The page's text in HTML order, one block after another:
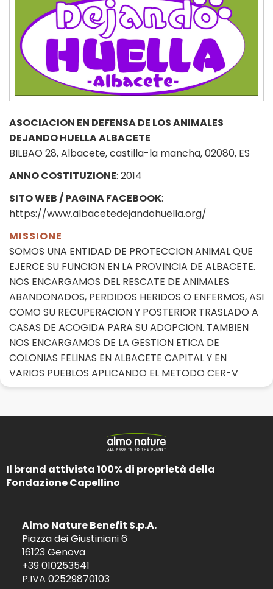
ASOCIACION EN DEFENSA DE LOS ANIMALES
DEJANDO HUELLA ALBACETE
BILBAO 28, Albacete, castilla-la mancha, 02080, ES
ANNO COSTITUZIONE: 2014
SITO WEB / PAGINA FACEBOOK:
https://www.albacetedejandohuella.org/
MISSIONE
SOMOS UNA ENTIDAD DE PROTECCION ANIMAL QUE
EJERCE SU FUNCION EN LA PROVINCIA DE ALBACETE.
NOS ENCARGAMOS DEL RESCATE DE ANIMALES
ABANDONADOS, PERDIDOS HERIDOS O ENFERMOS, ASI
COMO SU RECUPERACION Y POSTERIOR TRASLADO A
CASAS DE ACOGIDA PARA SU ADOPCION. TAMBIEN
NOS ENCARGAMOS DE LA GESTION ETICA DE
COLONIAS FELINAS EN ALBACETE CAPITAL Y EN
VARIOS PUEBLOS APLICANDO EL METODO CER-V
Il brand attivista 100% di proprietà della
Fondazione Capellino
Almo Nature Benefit S.p.A.
Piazza dei Giustiniani 6
16123 Genova
+39 010253541
P.IVA 02529870103